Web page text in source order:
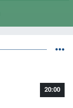
20:00